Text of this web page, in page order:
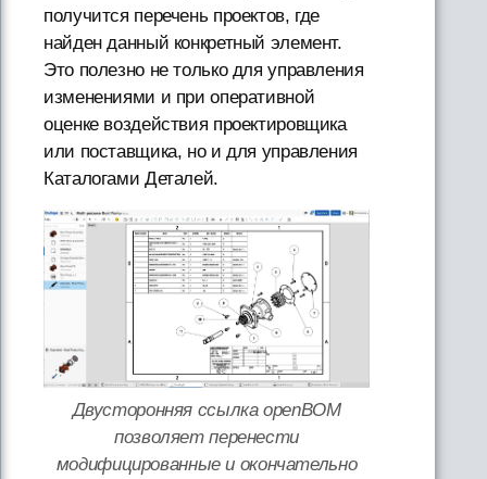
получится перечень проектов, где
найден данный конкретный элемент.
Это полезно не только для управления
изменениями и при оперативной
оценке воздействия проектировщика
или поставщика, но и для управления
Каталогами Деталей.
Двусторонняя ссылка openBOM
позволяет перенести
модифицированные и окончательно